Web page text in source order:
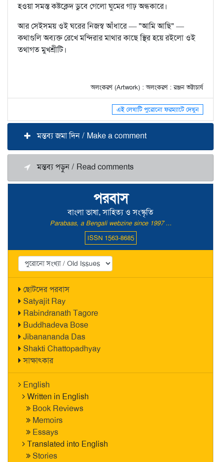
পরবাস
বাংলা ভাষা, সাহিত্য ও সংস্কৃতি
Parabaas, a Bengali webzine since 1997 ...
ISSN 1563-8685
ছোটদের পরবাস
Satyajit Ray
Rabindranath Tagore
Buddhadeva Bose
Jibanananda Das
Shakti Chattopadhyay
সাক্ষাৎকার
English
Written in English
Book Reviews
Memoirs
Essays
Translated into English
Stories
হওয়া সমস্ত কষ্টক্লেদ ডুবে গেলো ঘুমের গাঢ় অন্ধকারে।
আর সেইসময় ওই ঘরের নিজস্ব আঁধারে — "আমি আছি" —
কথাগুলি অব্যক্ত রেখে মন্দিরার মাথার কাছে স্থির হয়ে রইলো ওই
তথাগত মুখশ্রীটি।
অলংকরণ (Artwork) : অলংকরণ : রঞ্জন ভট্টাচার্য
এই লেখাটি পুরোনো ফরম্যাটে দেখুন
মন্তব্য জমা দিন / Make a comment
মন্তব্য পড়ুন / Read comments